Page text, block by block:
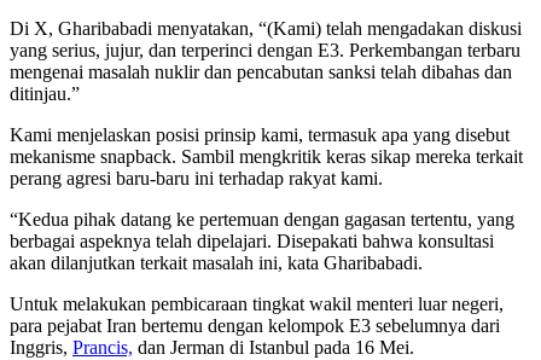
Di X, Gharibabadi menyatakan, “(Kami) telah mengadakan diskusi
yang serius, jujur, dan terperinci dengan E3. Perkembangan terbaru
mengenai masalah nuklir dan pencabutan sanksi telah dibahas dan
ditinjau.”
Kami menjelaskan posisi prinsip kami, termasuk apa yang disebut
mekanisme snapback. Sambil mengkritik keras sikap mereka terkait
perang agresi baru-baru ini terhadap rakyat kami.
“Kedua pihak datang ke pertemuan dengan gagasan tertentu, yang
berbagai aspeknya telah dipelajari. Disepakati bahwa konsultasi
akan dilanjutkan terkait masalah ini, kata Gharibabadi.
Untuk melakukan pembicaraan tingkat wakil menteri luar negeri,
para pejabat Iran bertemu dengan kelompok E3 sebelumnya dari
Inggris, Prancis, dan Jerman di Istanbul pada 16 Mei.